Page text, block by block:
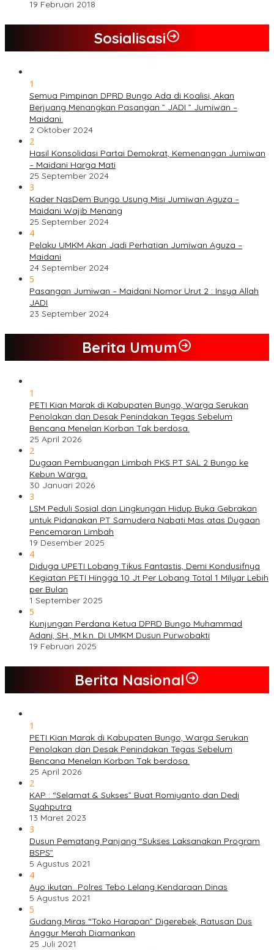
19 Februari 2018
Sosialisasi
1
Semua Pimpinan DPRD Bungo Ada di Koalisi, Akan
Berjuang Menangkan Pasangan ” JADI ” Jumiwan –
Maidani.
2 Oktober 2024
2
Hasil Konsolidasi Partai Demokrat, Kemenangan Jumiwan
– Maidani Harga Mati
25 September 2024
3
Kader NasDem Bungo Usung Misi Jumiwan Aguza –
Maidani Wajib Menang
25 September 2024
4
Pelaku UMKM Akan Jadi Perhatian Jumiwan Aguza –
Maidani
24 September 2024
5
Pasangan Jumiwan – Maidani Nomor Urut 2 : Insya Allah
JADI
23 September 2024
Berita Umum
1
PETI Kian Marak di Kabupaten Bungo, Warga Serukan
Penolakan dan Desak Penindakan Tegas Sebelum
Bencana Menelan Korban Tak berdosa.
25 April 2026
2
Dugaan Pembuangan Limbah PKS PT SAL 2 Bungo ke
Kebun Warga.
30 Januari 2026
3
LSM Peduli Sosial dan Lingkungan Hidup Buka Gebrakan
untuk Pidanakan PT Samudera Nabati Mas atas Dugaan
Pencemaran Limbah
19 Desember 2025
4
Diduga UPETI Lobang Tikus Fantastis, Demi Kondusifnya
Kegiatan PETI Hingga 10 Jt Per Lobang Total 1 Milyar Lebih
per Bulan
1 September 2025
5
Kunjungan Perdana Ketua DPRD Bungo Muhammad
Adani, SH., M.k.n. Di UMKM Dusun Purwobakti
19 Februari 2025
Berita Nasional
1
PETI Kian Marak di Kabupaten Bungo, Warga Serukan
Penolakan dan Desak Penindakan Tegas Sebelum
Bencana Menelan Korban Tak berdosa.
25 April 2026
2
KAP : “Selamat & Sukses” Buat Romiyanto dan Dedi
Syahputra
13 Maret 2023
3
Dusun Pematang Panjang “Sukses Laksanakan Program
BSPS”
5 Agustus 2021
4
Ayo ikutan…Polres Tebo Lelang Kendaraan Dinas
5 Agustus 2021
5
Gudang Miras “Toko Harapan” Digerebek, Ratusan Dus
Anggur Merah Diamankan
25 Juli 2021